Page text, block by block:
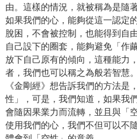
由。這樣的情況，就被稱為是隨
如果我們的心，能夠從這一認定
脫困，不會被控制，也能得到自
自己設下的圈套，能夠避免「作
放下自己原有的傾向，這種能力
者，我們也可以稱之為般若智慧。
《金剛經》想告訴我們的方法是
性」，可是，我們知道，如果我
會隨因果業力而流轉，並且與「
使用我們的心，我們不但可以不